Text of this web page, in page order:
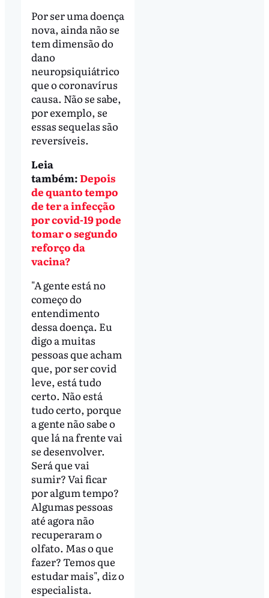
Por ser uma doença
nova, ainda não se
tem dimensão do
dano
neuropsiquiátrico
que o coronavírus
causa. Não se sabe,
por exemplo, se
essas sequelas são
reversíveis.
Leia
também:Depois
de quanto tempo
de ter a infecção
por covid-19 pode
tomar o segundo
reforço da
vacina?
"A gente está no
começo do
entendimento
dessa doença. Eu
digo a muitas
pessoas que acham
que, por ser covid
leve, está tudo
certo. Não está
tudo certo, porque
a gente não sabe o
que lá na frente vai
se desenvolver.
Será que vai
sumir? Vai ficar
por algum tempo?
Algumas pessoas
até agora não
recuperaram o
olfato. Mas o que
fazer? Temos que
estudar mais", diz o
especialista.